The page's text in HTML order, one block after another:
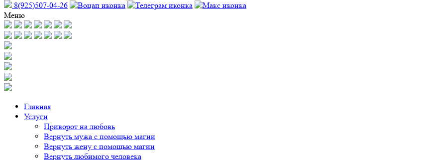
8(925)507-04-26
Меню
Главная
Услуги
Приворот на любовь
Вернуть мужа с помощью магии
Вернуть жену с помощью магии
Вернуть любимого человека